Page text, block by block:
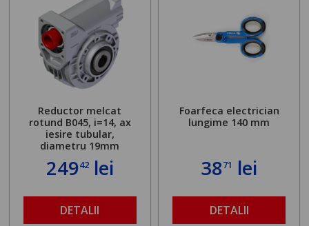
Reductor melcat
rotund B045, i=14, ax
iesire tubular,
diametru 19mm
24942lei
DETALII
Foarfeca electrician
lungime 140 mm
3871 lei
DETALII